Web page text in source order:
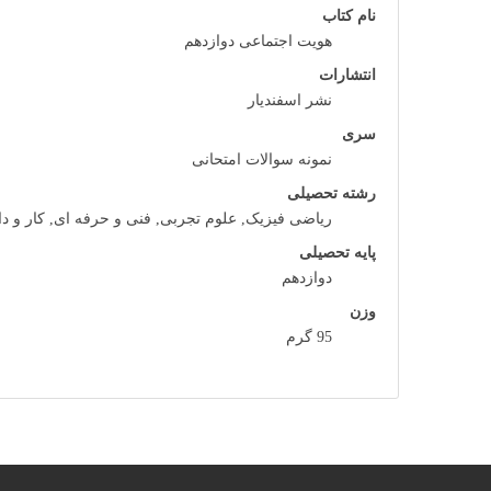
نام کتاب
هویت اجتماعی دوازدهم
انتشارات
نشر اسفندیار
سری
نمونه سوالات امتحانی
رشته تحصیلی
ریاضی فیزیک, علوم تجربی, فنی و حرفه ای, کار و
پایه تحصیلی
دوازدهم
وزن
95 گرم